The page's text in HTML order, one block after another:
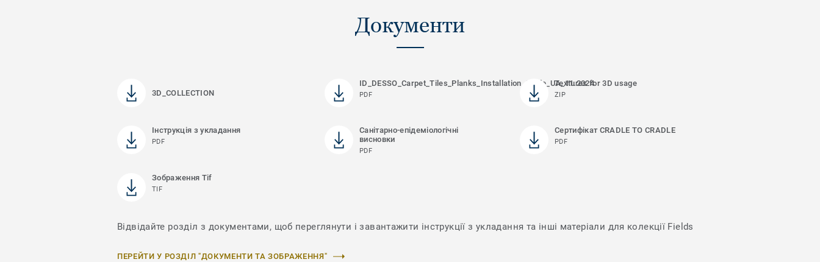
Документи
3D_COLLECTION
ID_DESSO_Carpet_Tiles_Planks_Installation_Guide_UA_11.2024
PDF
Textures for 3D usage
ZIP
Інструкція з укладання
PDF
Санітарно-епідеміологічні
висновки
PDF
Сертифікат CRADLE TO CRADLE
PDF
Зображення Tif
TIF
Відвідайте розділ з документами, щоб переглянути і завантажити інструкції з укладання та інші матеріали для колекції Fields
ПЕРЕЙТИ У РОЗДІЛ "ДОКУМЕНТИ ТА ЗОБРАЖЕННЯ"